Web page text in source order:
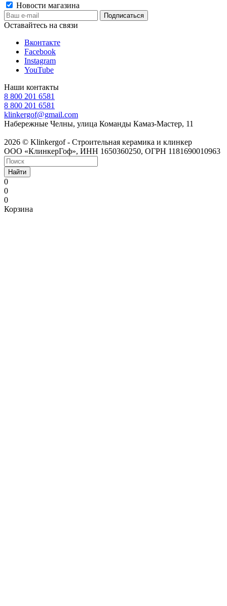
Новости магазина
Оставайтесь на связи
Вконтакте
Facebook
Instagram
YouTube
Наши контакты
8 800 201 6581
8 800 201 6581
klinkergof@gmail.com
Набережные Челны, улица Команды Камаз-Мастер, 11
2026 © Klinkergof - Строительная керамика и клинкер
ООО «КлинкерГоф», ИНН 1650360250, ОГРН 1181690010963
Найти
0
0
0
Корзина